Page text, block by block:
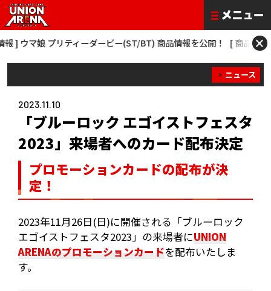
マ娘 プリティーダービー(ST/BT) 商品情報を公開！ [ 商品情報 ] 僕の
×
ニュース
2023.11.10
「ブルーロック エゴイストフェスタ
2023」来場者へのカード配布決定
プロモーションカードの配布が決
定！
2023年11月26日(日)に開催される「ブルーロック
エゴイストフェスタ2023」の来場者にUNION
ARENAのプロモーションカードを配布いたしま
す。